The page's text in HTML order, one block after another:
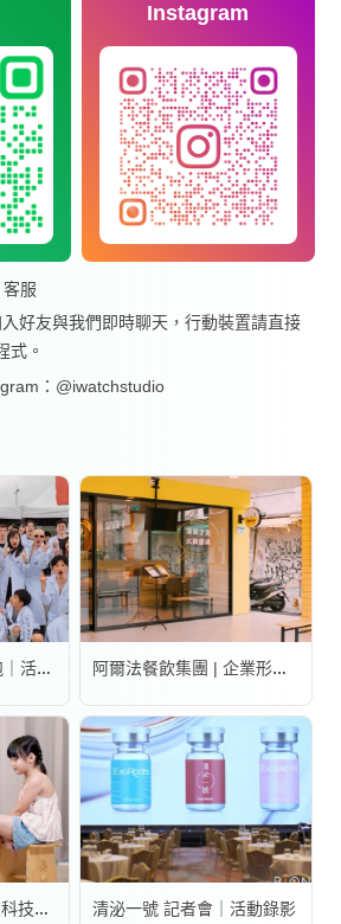
Instagram
服
好友與我們即時聊天，行動裝置請直接
式。
：@iwatchstudio
安立司食品 搖滾路跑｜活動錄影 阿爾法餐飲集團 | 企業形象宣傳片
臺東 TTPush 讓智慧科技更有溫度 | 形象影片 清泌一號 記者會｜活動錄影